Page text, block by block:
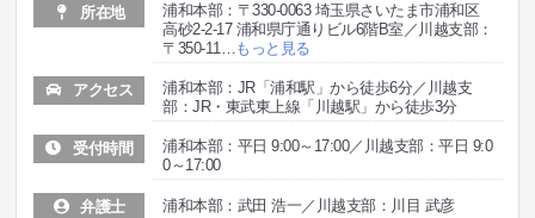
所在地
浦和本部：〒330-0063 埼玉県さいたま市浦和区
高砂2-2-17 浦和県庁通りビル6階B室／川越支部：
〒350-11…もっと見る
アクセス
浦和本部：JR「浦和駅」から徒歩6分／川越支
部：JR・東武東上線「川越駅」から徒歩3分
受付時間
浦和本部：平日 9:00～17:00／川越支部：平日 9:0
0～17:00
弁護士 浦和本部：武田 浩一／川越支部：川目 武彦